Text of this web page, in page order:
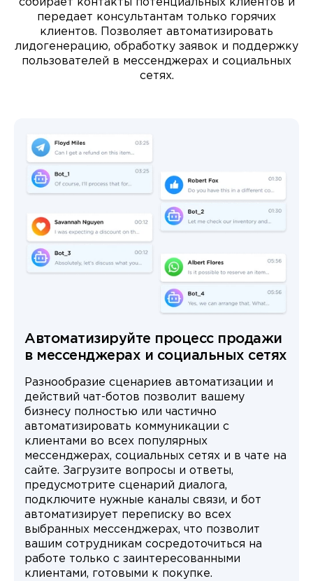
собирает контакты потенциальных клиентов и
передает консультантам только горячих
клиентов. Позволяет автоматизировать
лидогенерацию, обработку заявок и поддержку
пользователей в мессенджерах и социальных
сетях.
Автоматизируйте процесс продажи
в мессенджерах и социальных сетях
Разнообразие сценариев автоматизации и
действий чат-ботов позволит вашему
бизнесу полностью или частично
автоматизировать коммуникации с
клиентами во всех популярных
мессенджерах, социальных сетях и в чате на
сайте. Загрузите вопросы и ответы,
предусмотрите сценарий диалога,
подключите нужные каналы связи, и бот
автоматизирует переписку во всех
выбранных мессенджерах, что позволит
вашим сотрудникам сосредоточиться на
работе только с заинтересованными
клиентами, готовыми к покупке.